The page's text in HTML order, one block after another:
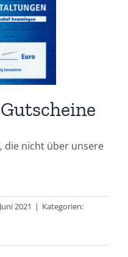
die nicht über unsere
2021 | Kategorien: